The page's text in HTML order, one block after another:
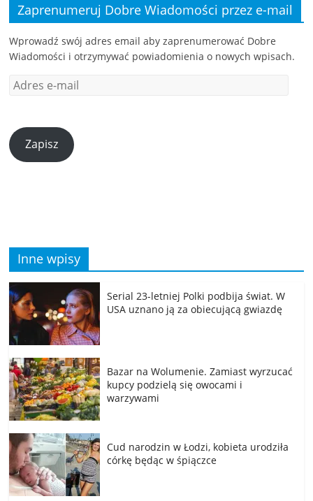
Zaprenumeruj Dobre Wiadomości przez e-mail
Wprowadź swój adres email aby zaprenumerować Dobre
Wiadomości i otrzymywać powiadomienia o nowych wpisach.
Zapisz
Inne wpisy
Serial 23-letniej Polki podbija świat. W
USA uznano ją za obiecującą gwiazdę
Bazar na Wolumenie. Zamiast wyrzucać
kupcy podzielą się owocami i
warzywami
Cud narodzin w Łodzi, kobieta urodziła
córkę będąc w śpiączce